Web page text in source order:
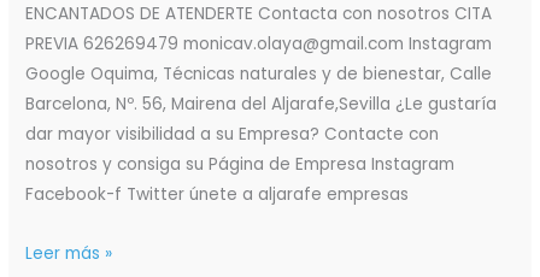
ENCANTADOS DE ATENDERTE Contacta con nosotros CITA
PREVIA 626269479 monicav.olaya@gmail.com Instagram
Google Oquima, Técnicas naturales y de bienestar, Calle
Barcelona, Nº. 56, Mairena del Aljarafe,Sevilla ¿Le gustaría
dar mayor visibilidad a su Empresa? Contacte con
nosotros y consiga su Página de Empresa Instagram
Facebook-f Twitter únete a aljarafe empresas
Leer más »